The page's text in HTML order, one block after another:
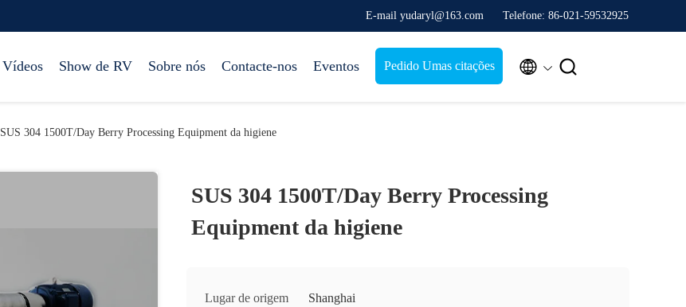
E-mail yudaryl@163.com Telefone: 86-021-59532925
Vídeos Show de RV Sobre nós Contacte-nos Eventos Pedido Umas citações  
SUS 304 1500T/Day Berry Processing Equipment da higiene
SUS 304 1500T/Day Berry Processing
Equipment da higiene
Lugar de origem Shanghai